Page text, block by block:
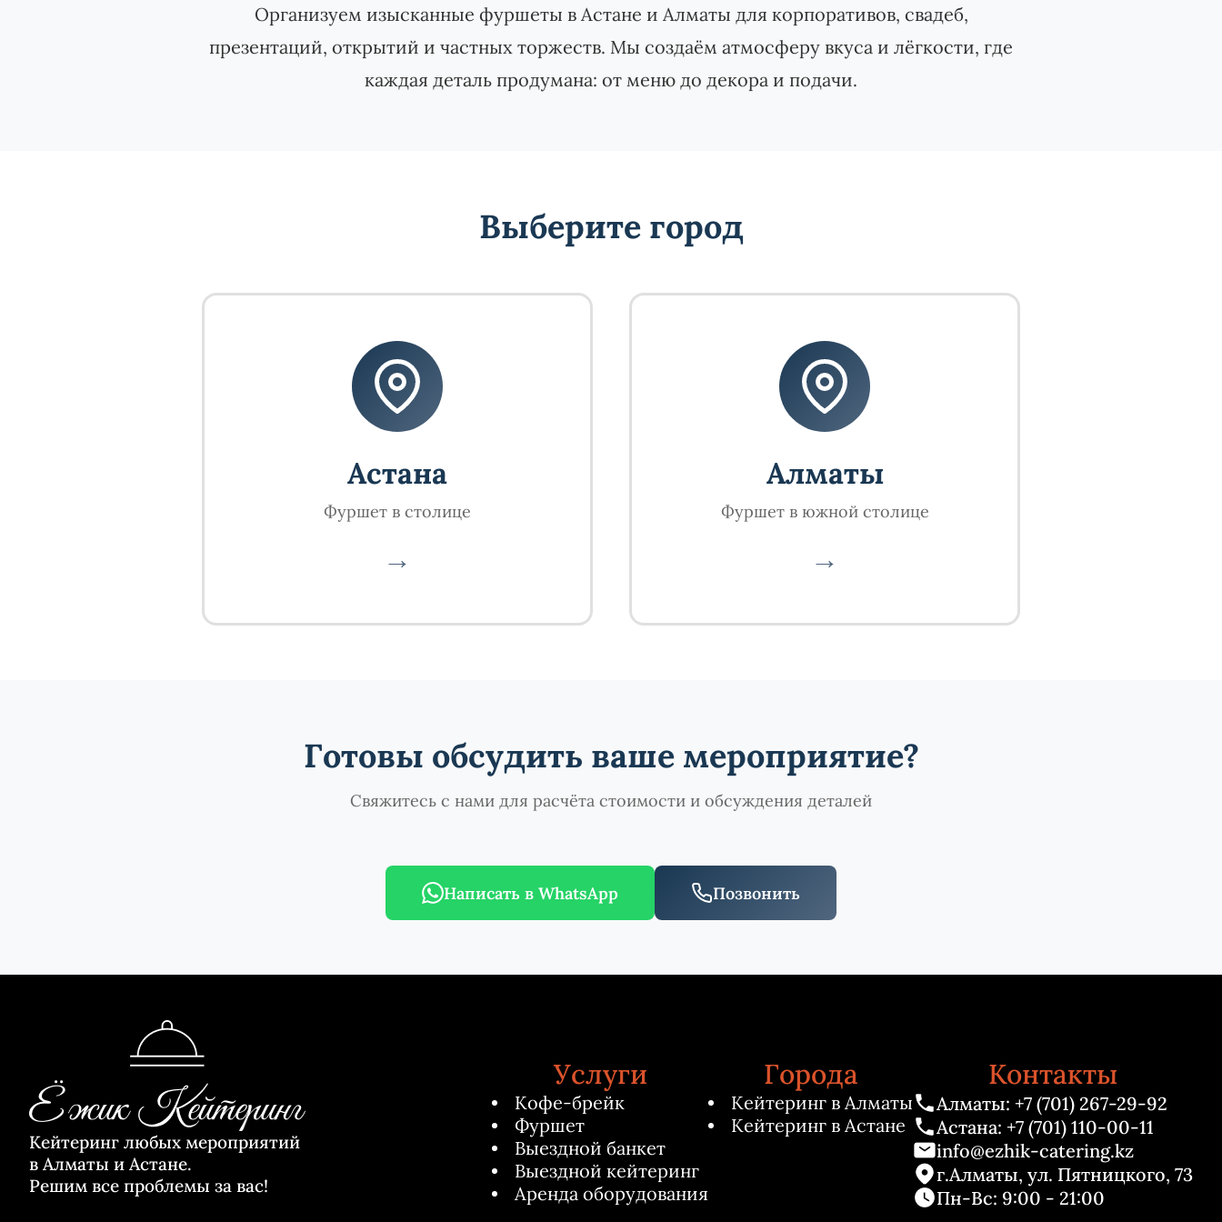
Организуем изысканные фуршеты в Астане и Алматы для корпоративов, свадеб,
презентаций, открытий и частных торжеств. Мы создаём атмосферу вкуса и лёгкости, где
каждая деталь продумана: от меню до декора и подачи.
Выберите город
Астана
Фуршет в столице
→
Алматы
Фуршет в южной столице
→
Готовы обсудить ваше мероприятие?
Свяжитесь с нами для расчёта стоимости и обсуждения деталей
Написать в WhatsApp Позвонить
Кейтеринг любых мероприятий
в Алматы и Астане.
Решим все проблемы за вас!
Услуги
Кофе-брейк
Фуршет
Выездной банкет
Выездной кейтеринг
Аренда оборудования
Города
Кейтеринг в Алматы
Кейтеринг в Астане
Контакты
Алматы: +7 (701) 267-29-92
Астана: +7 (701) 110-00-11
info@ezhik-catering.kz
г.Алматы, ул. Пятницкого, 73
Пн-Вс: 9:00 - 21:00